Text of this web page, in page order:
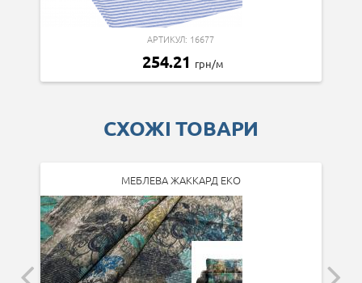
АРТИКУЛ: 16677
254.21 грн/м
СХОЖІ ТОВАРИ
МЕБЛЕВА ЖАККАРД ЕКО